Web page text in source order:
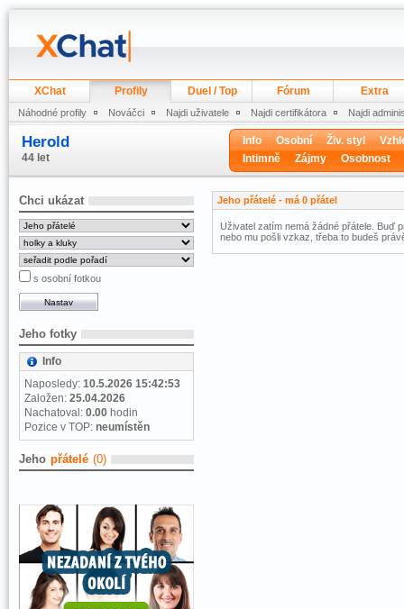
XChat Profily Duel / Top Fórum Extra
Náhodné profily Nováčci Najdi uživatele Najdi certifikátora Najdi
Herold
44 let
Info Osobní Živ. styl
Intimně
Zájmy Osobnost
Chci ukázat
s osobní fotkou
Jeho fotky
Info
Naposledy: 10.5.2026 15:42:53
Založen: 25.04.2026
Nachatoval: 0.00 hodin
Pozice v TOP: neumístěn
Jeho přátelé (0)
Jeho přátelé - má 0 přátel
Uživatel zatím nemá žádné přátele. Buď
nebo mu pošli vzkaz, třeba to budeš